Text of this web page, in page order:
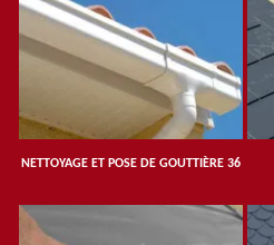
NETTOYAGE ET POSE DE GOUTTIÈRE 36